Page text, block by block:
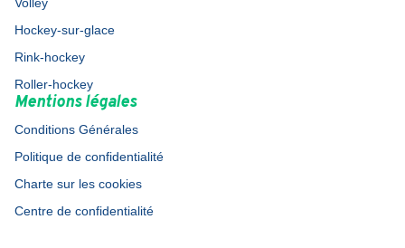
Hockey-sur-glace
Rink-hockey
Roller-hockey
Mentions légales
Conditions Générales
Politique de confidentialité
Charte sur les cookies
Centre de confidentialité